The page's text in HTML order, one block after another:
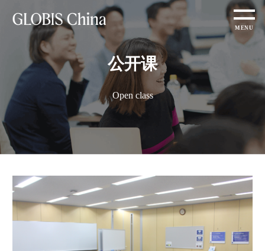
公开课
Open class